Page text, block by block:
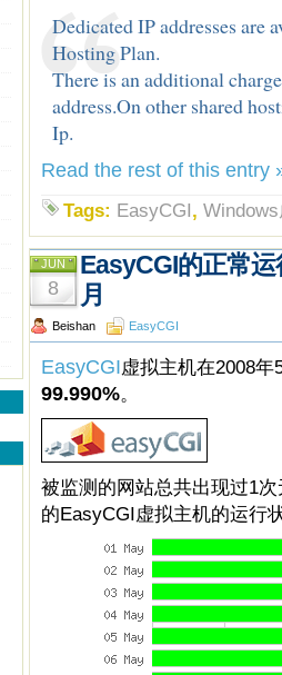
Dedicated IP addresses are
Hosting Plan.
There is an additional
address.On other shared
Ip.
Read the rest of this entry
Tags: EasyCGI,
JUN
8
EasyCGI的正常
月
Beishan EasyCGI
EasyCGI虚拟主机在2008年
99.990%。
被监测的网站总共出现过1
的EasyCGI虚拟主机的运行